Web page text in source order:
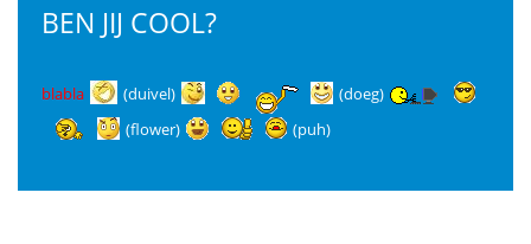
BEN JIJ COOL?
blabla (duivel)
(doeg)
(flower)
(puh)